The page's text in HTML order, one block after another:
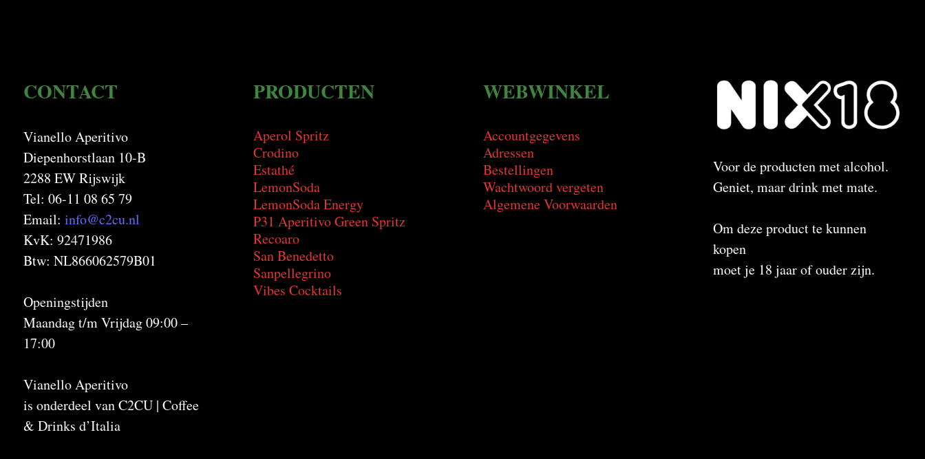
CONTACT
Vianello Aperitivo
Diepenhorstlaan 10-B
2288 EW Rijswijk
Tel: 06-11 08 65 79
Email: info@c2cu.nl
KvK: 92471986
Btw: NL866062579B01
Openingstijden
Maandag t/m Vrijdag 09:00 –
17:00
Vianello Aperitivo
is onderdeel van C2CU | Coffee
& Drinks d’Italia
PRODUCTEN
Aperol Spritz
Crodino
Estathé
LemonSoda
LemonSoda Energy
P31 Aperitivo Green Spritz
Recoaro
San Benedetto
Sanpellegrino
Vibes Cocktails
WEBWINKEL
Accountgegevens
Adressen
Bestellingen
Wachtwoord vergeten
Algemene Voorwaarden
Voor de producten met alcohol.
Geniet, maar drink met mate.
Om deze product te kunnen
kopen
moet je 18 jaar of ouder zijn.